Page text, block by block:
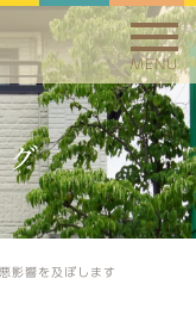
MENU
グ
影響を及ぼします